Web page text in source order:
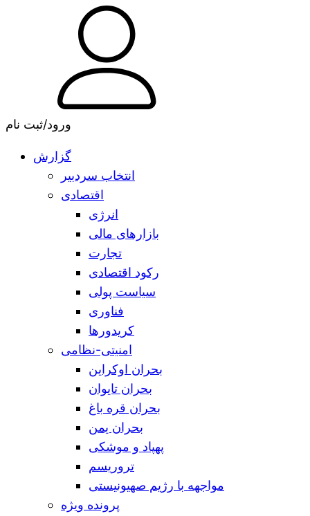
ورود/ثبت نام
گزارش
انتخاب سردبیر
اقتصادی
انرژی
بازارهای مالی
تجارت
رکود اقتصادی
سیاست پولی
فناوری
کریدورها
امنیتی-نظامی
بحران اوکراین
بحران تایوان
بحران قره باغ
بحران یمن
پهپاد و موشکی
تروریسم
مواجهه با رژیم صهیونیستی
پرونده ویژه